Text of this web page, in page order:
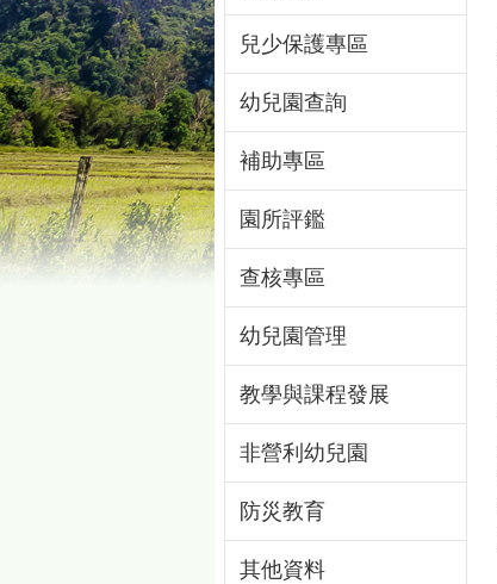
兒少保護專區
幼兒園查詢
補助專區
園所評鑑
查核專區
幼兒園管理
教學與課程發展
非營利幼兒園
防災教育
其他資料